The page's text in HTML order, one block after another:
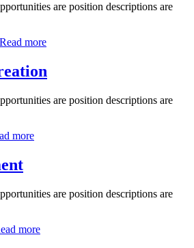
are position descriptions are
Read more
are position descriptions are
more
are position descriptions are
more